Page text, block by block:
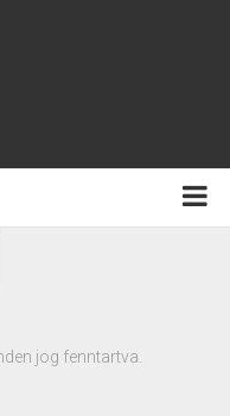
jog fenntartva.